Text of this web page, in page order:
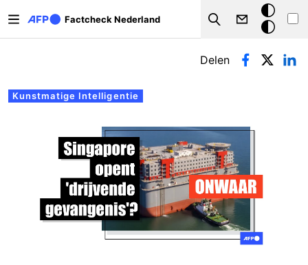
Factcheck Nederland
Search
Donkere
modus
Primaire tabs
Kunstmatige Intelligentie
Delen